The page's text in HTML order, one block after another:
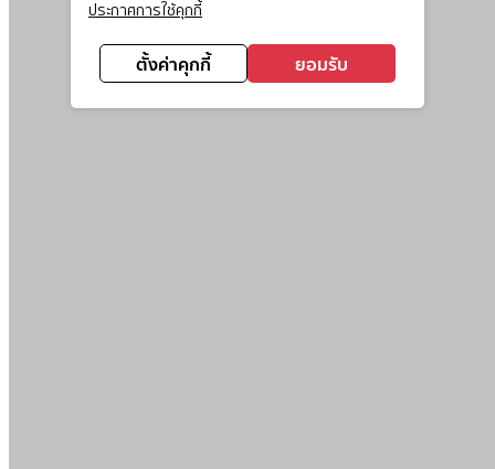
ประกาศการใช้คุกกี้
ตั้งค่าคุกกี้ ยอมรับ
information).